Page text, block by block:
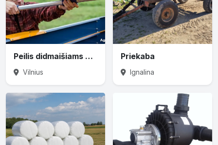
Peilis didmaišiams prapjauti
Vilnius
Priekaba
Ignalina